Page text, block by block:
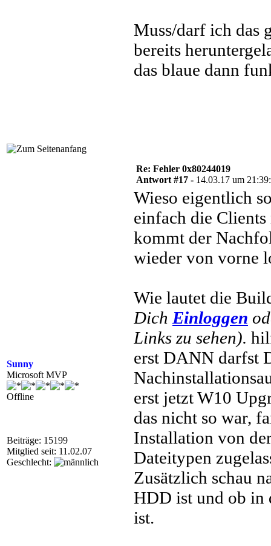
Muss/darf ich das
bereits
das blaue dann
Sunny
Microsoft MVP
Offline
Beiträge: 15199
Mitglied seit: 11.02.07
Geschlecht:
Re: Fehler 0x80244019
Antwort #17 - 14.03.17 um
Wieso eigentlich
einfach die
kommt der
wieder von vorne
Wie lautet die
Dich Einloggen
Links zu sehen).
erst DANN darfst
erst jetzt W10
das nicht so war,
Installation von
Dateitypen
Zusätzlich schau
HDD ist und ob in
ist.